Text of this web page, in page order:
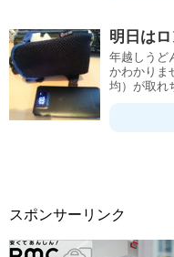
明日は
年越しうど
かわかりま
均）が取れ
スポンサーリンク